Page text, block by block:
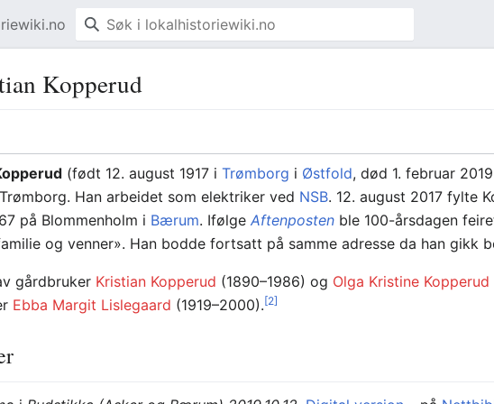
Kopperud
(født 12. august 1917 iTrømborg i Østfold, død 1. februar
Han arbeidet som elektriker ved NSB. 12. august 2017 fylte
67 på Blommenholm i Bærum. IfølgeAftenposten ble 100-årsdagen
og venner». Han bodde fortsatt på samme adresse da han gikk
gårdbruker Kristian Kopperud (1890–1986) og Olga Kristine Kopperud
Ebba Margit Lislegaard (1919–2000).[2]